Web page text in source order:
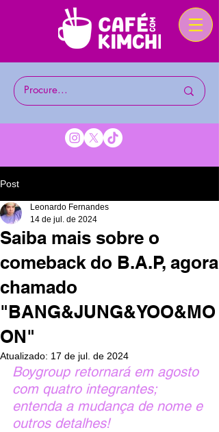
Post
Saiba mais sobre o
comeback do B.A.P, agora
chamado
"BANG&JUNG&YOO&MO
ON"
Leonardo Fernandes
14 de jul. de 2024
Atualizado: 17 de jul. de 2024
Boygroup retornará em agosto
com quatro integrantes;
entenda a mudança de nome e
outros detalhes!